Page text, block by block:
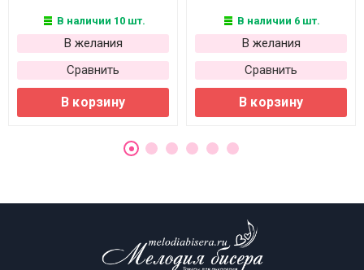
В наличии 10 шт.
В желания
Сравнить
В корзину
В наличии 6 шт.
В желания
Сравнить
В корзину